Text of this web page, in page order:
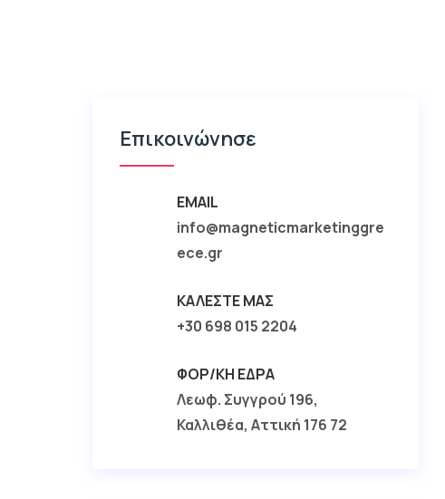
Επικοινώνησε
EMAIL
info@magneticmarketinggre
ece.gr
ΚΑΛΈΣΤΕ ΜΑΣ
+30 698 015 2204
ΦΟΡ/ΚΉ ΈΔΡΑ
Λεωφ. Συγγρού 196,
Καλλιθέα, Αττική 176 72